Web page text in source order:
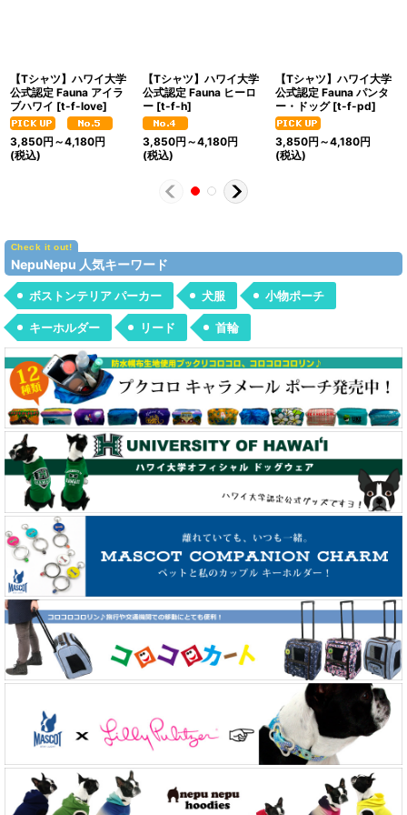
【Tシャツ】ハワイ大学
公式認定 Fauna アイラ
ブハワイ [t-f-love]
3,850円 ～4,180円
(税込)
【Tシャツ】ハワイ大学
公式認定 Fauna ヒーロ
ー [t-f-h]
3,850円 ～4,180円
(税込)
【Tシャツ】ハワイ大学
公式認定 Fauna パンタ
ー・ドッグ [t-f-pd]
3,850円 ～4,180円
(税込)
NepuNepu 人気キーワード
ボストンテリア パーカー 犬服 小物ポーチ
キーホルダー リード 首輪